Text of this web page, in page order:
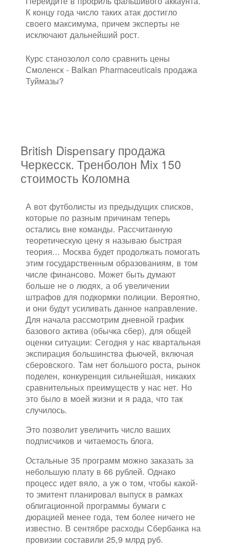
К концу года число таких атак достигло
своего максимума, причем эксперты не
исключают дальнейший рост.
Курс станозолол соло сравнить цены
Смоленск - Balkan Pharmaceuticals продажа
Туймазы?
British Dispensary продажа
Черкесск. Тренболон Mix 150
стоимость Коломна
А вот футболисты из предыдущих списков,
которые по разным причинам теперь
остались вне команды. Рассчитанную
теоретическую цену я называю быстрая
теория... Москва будет продолжать помогать
этим государственным образованиям, в том
числе финансово. Может быть думают
больше не о людях, а об увеличении
штрафов для подкормки полиции. Вероятно,
и они будут усиливать данное направление.
Для начала рассмотрим дневной график
базового актива (обычка сбер), для общей
оценки ситуации: Сегодня у нас квартальная
экспирация большинства фьючей, включая
сберовского. Там нет большого роста, рынок
поделен, конкуренция сильнейшая, никаких
сравнительных преимуществ у нас нет. Но
это было в моей жизни и я рада, что так
случилось.
Это позволит увеличить число ваших
подписчиков и читаемость блога.
Остальные 35 программ можно заказать за
небольшую плату в 66 рублей. Однако
процесс идет вяло, а уж о том, чтобы какой-
то эмитент планировал выпуск в рамках
облигационной программы бумаги с
дюрацией менее года, тем более ничего не
известно. В сентябре расходы Сбербанка на
провизии составили 25,9 млрд руб.